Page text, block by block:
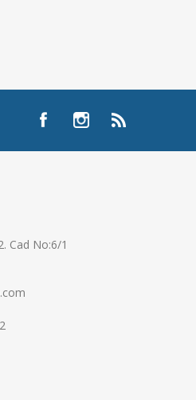
Cad No:6/1